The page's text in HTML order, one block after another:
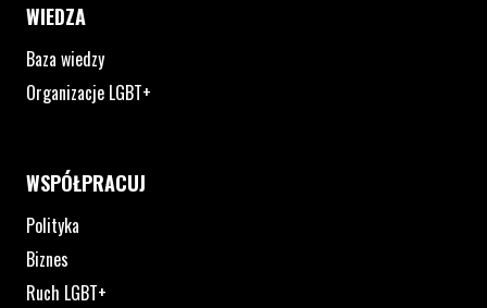
WIEDZA
Baza wiedzy
Organizacje LGBT+
WSPÓŁPRACUJ
Polityka
Biznes
Ruch LGBT+